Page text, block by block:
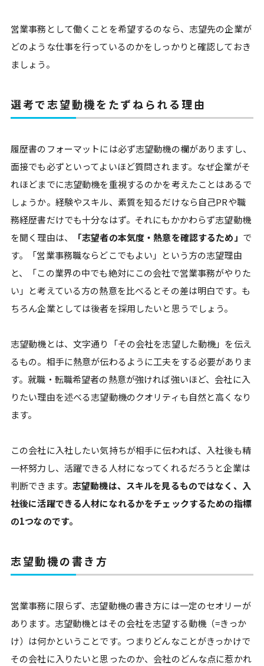
営業事務として働くことを希望するのなら、志望先の企業が
どのような仕事を行っているのかをしっかりと確認しておき
ましょう。
選考で志望動機をたずねられる理由
履歴書のフォーマットには必ず志望動機の欄がありますし、
面接でも必ずといってよいほど質問されます。なぜ企業がそ
れほどまでに志望動機を重視するのかを考えたことはあるで
しょうか。経験やスキル、素質を知るだけなら自己PRや職
務経歴書だけでも十分なはず。それにもかかわらず志望動機
を聞く理由は、
「志望者の本気度・熱意を確認するため」 で
す。「営業事務職ならどこでもよい」という方の志望理由
と、「この業界の中でも絶対にこの会社で営業事務がやりた
い」と考えている方の熱意を比べるとその差は明白です。も
ちろん企業としては後者を採用したいと思うでしょう。
志望動機とは、文字通り「その会社を志望した動機」を伝え
るもの。相手に熱意が伝わるように工夫をする必要がありま
す。就職・転職希望者の熱意が強ければ強いほど、会社に入
りたい理由を述べる志望動機のクオリティも自然と高くなり
ます。
この会社に入社したい気持ちが相手に伝われば、入社後も精
一杯努力し、活躍できる人材になってくれるだろうと企業は
判断できます。 志望動機は、スキルを見るものではなく、入
社後に活躍できる人材になれるかをチェックするための指標
の1つなのです。
志望動機の書き方
営業事務に限らず、志望動機の書き方には一定のセオリーが
あります。志望動機とはその会社を志望する動機（=きっか
け）は何かということです。つまりどんなことがきっかけで
その会社に入りたいと思ったのか、会社のどんな点に惹かれ